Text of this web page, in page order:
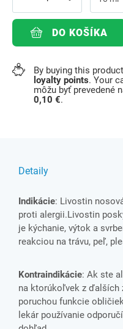
DO KOŠÍKA
By buying this
loyalty points. Your
môžu byť prevedené
0,10 €.
Detaily
Indikácie: Livostin
proti alergii.Livostin
je kýchanie, výtok a
reakciou na trávu, peľ,
Kontraindikácie: Ak ste
na ktorúkoľvek z
poruchou funkcie
lekár používanie